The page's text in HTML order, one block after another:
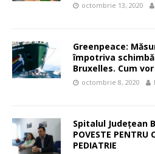
octombrie 13, 2020
Greenpeace:
împotriva
Bruxelles. Cum
octombrie 8, 2020
Spitalul Județean
POVESTE PENTRU
PEDIATRIE